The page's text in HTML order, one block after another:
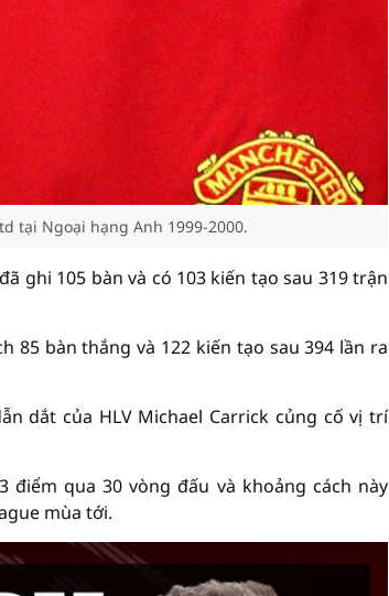
tại Ngoại hạng Anh 1999-2000.
ghi 105 bàn và có 103 kiến tạo sau 319 trận
85 bàn thắng và 122 kiến tạo sau 394 lần ra
dắt của HLV Michael Carrick củng cố vị trí
qua 30 vòng đấu và khoảng cách này
mùa tới.